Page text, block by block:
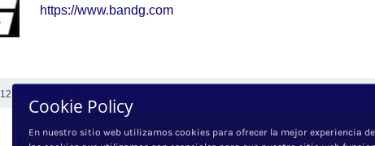
https://www.bandg.com
12 por página
Navico NSPL-500 Splitter de Antena
Cookie Policy
En nuestro sitio web utilizamos cookies para ofrecer la mejor experiencia